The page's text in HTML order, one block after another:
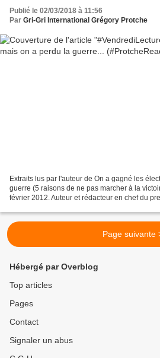
Publié le 02/03/2018 à 11:56
Par Gri-Gri International Grégory Protche
Extraits lus par l'auteur de On a gagné les
guerre (5 raisons de ne pas marcher à la
février 2012. Auteur et rédacteur en chef du
Page suivante
Hébergé par Overblog
Top articles
Pages
Contact
Signaler un abus